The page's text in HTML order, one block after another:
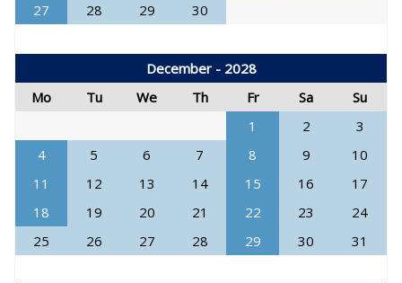
27
28 29 30
December - 2028
Mo
Tu We Th Fr Sa
Su
1
2
3
4
5 6 7 8 9
10
11
12 13 14 15 16
17
18
19 20 21 22 23
24
25
26 27 28 29 30 31